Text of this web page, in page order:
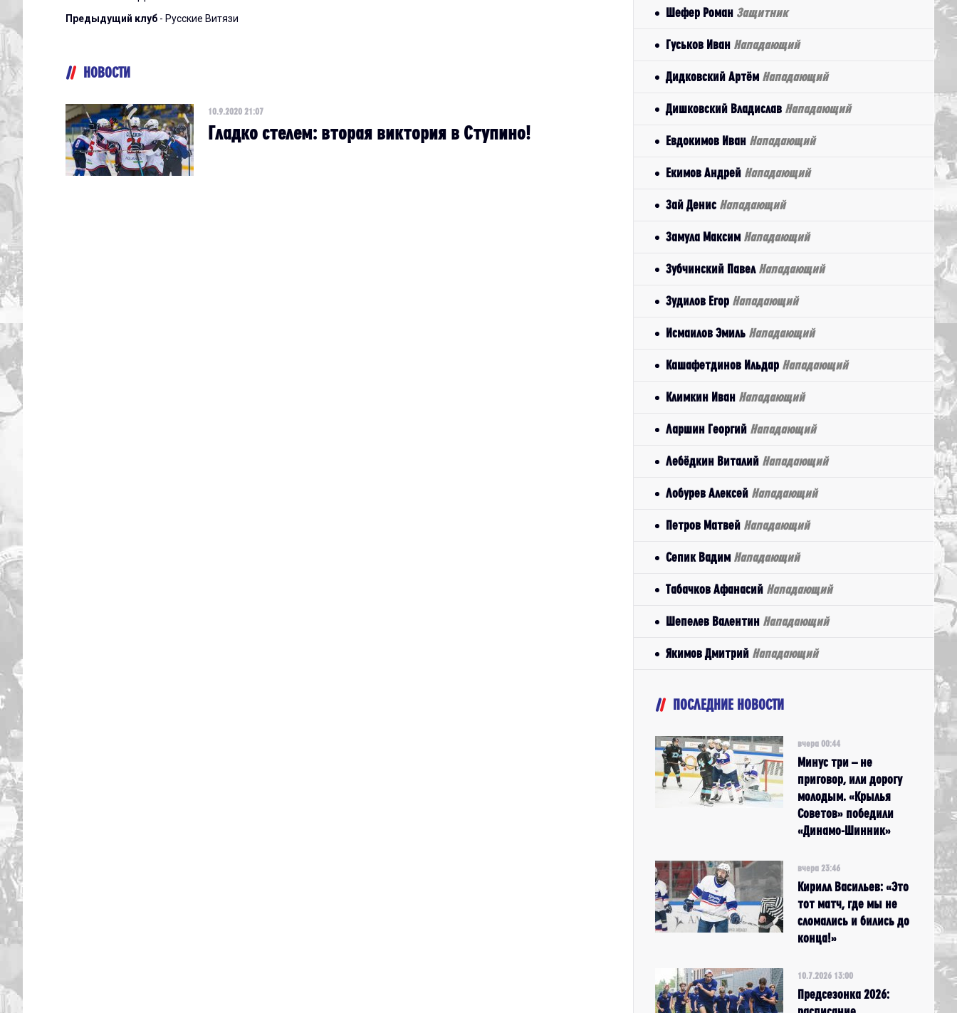
Предыдущий клуб - Русские Витязи
НОВОСТИ
10.9.2020 21:07
Гладко стелем: вторая виктория в Ступино!
Шефер Роман Защитник
Гуськов Иван Нападающий
Дидковский Артём Нападающий
Дишковский Владислав Нападающий
Евдокимов Иван Нападающий
Екимов Андрей Нападающий
Зай Денис Нападающий
Замула Максим Нападающий
Зубчинский Павел Нападающий
Зудилов Егор Нападающий
Исмаилов Эмиль Нападающий
Кашафетдинов Ильдар Нападающий
Климкин Иван Нападающий
Ларшин Георгий Нападающий
Лебёдкин Виталий Нападающий
Лобурев Алексей Нападающий
Петров Матвей Нападающий
Сепик Вадим Нападающий
Табачков Афанасий Нападающий
Шепелев Валентин Нападающий
Якимов Дмитрий Нападающий
ПОСЛЕДНИЕ НОВОСТИ
вчера 00:44
Минус три – не
приговор, или дорогу
молодым. «Крылья
Советов» победили
«Динамо-Шинник»
вчера 23:46
Кирилл Васильев: «Это
тот матч, где мы не
сломались и бились до
конца!»
10.7.2026 13:00
Предсезонка 2026: